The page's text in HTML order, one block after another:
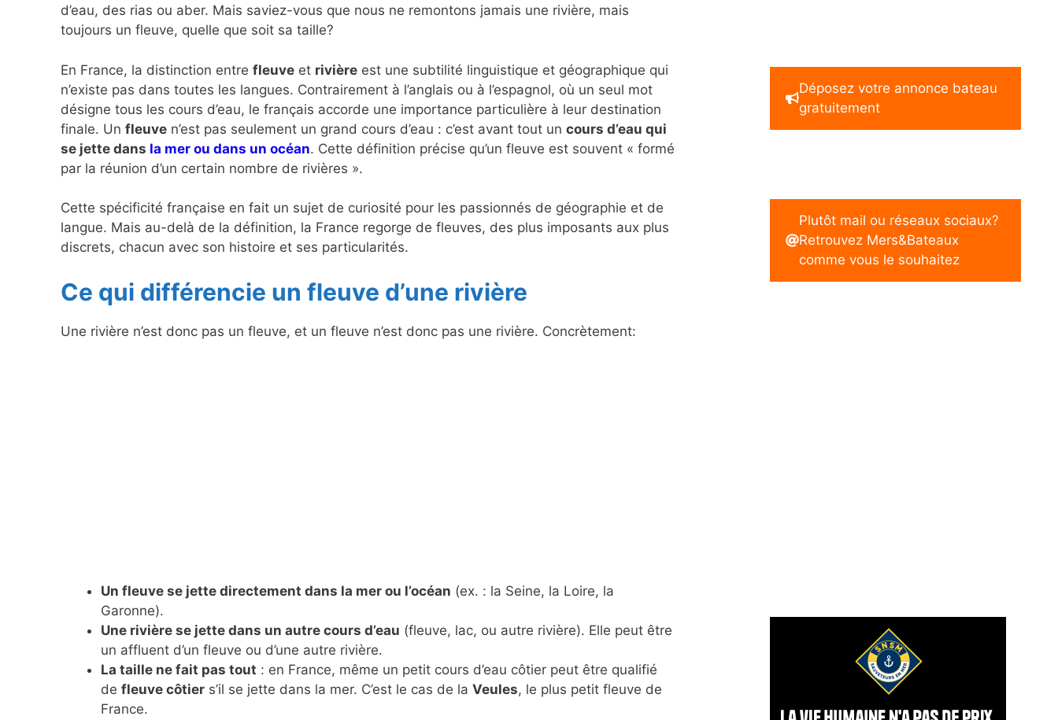
d’eau, des rias ou aber. Mais saviez-vous que nous ne remontons jamais une rivière, mais
toujours un fleuve, quelle que soit sa taille?
En France, la distinction entre fleuve et rivière est une subtilité linguistique et géographique qui
n’existe pas dans toutes les langues. Contrairement à l’anglais ou à l’espagnol, où un seul mot
désigne tous les cours d’eau, le français accorde une importance particulière à leur destination
finale. Un fleuve n’est pas seulement un grand cours d’eau : c’est avant tout un cours d’eau qui
se jette dans la mer ou dans un océan. Cette définition précise qu’un fleuve est souvent « formé
par la réunion d’un certain nombre de rivières ».
Cette spécificité française en fait un sujet de curiosité pour les passionnés de géographie et de
langue. Mais au-delà de la définition, la France regorge de fleuves, des plus imposants aux plus
discrets, chacun avec son histoire et ses particularités.
Ce qui différencie un fleuve d’une rivière
Une rivière n’est donc pas un fleuve, et un fleuve n’est donc pas une rivière. Concrètement:
Un fleuve se jette directement dans la mer ou l’océan (ex. : la Seine, la Loire, la
Garonne).
Une rivière se jette dans un autre cours d’eau (fleuve, lac, ou autre rivière). Elle peut être
un affluent d’un fleuve ou d’une autre rivière.
La taille ne fait pas tout : en France, même un petit cours d’eau côtier peut être qualifié
de fleuve côtier s’il se jette dans la mer. C’est le cas de la Veules, le plus petit fleuve de
France.
Déposez votre annonce bateau
gratuitement
Plutôt mail ou réseaux sociaux?
Retrouvez Mers&Bateaux
comme vous le souhaitez